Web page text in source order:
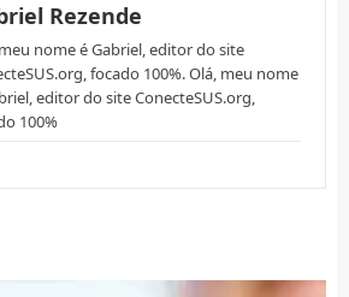
Rezende
nome é Gabriel, editor do site
focado 100%. Olá, meu nome
editor do site ConecteSUS.org,
100%